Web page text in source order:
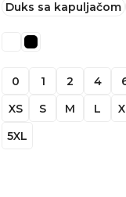
Duks sa kapuljačom
0 1 2 4
XS
S M L
5XL